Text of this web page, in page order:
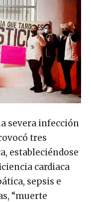
severa infección
tres
estableciéndose
cardiaca
sepsis e
“muerte